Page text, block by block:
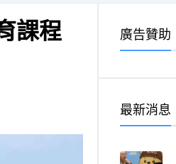
課程 廣告贊助
最新消息